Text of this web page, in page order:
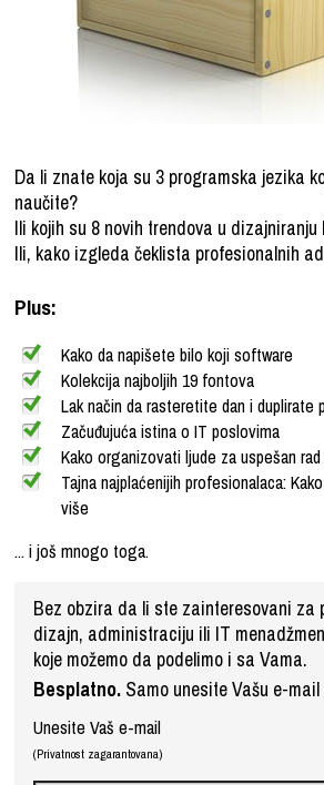
Da li znate koja su 3 programska jezika
naučite?
Ili kojih su 8 novih trendova u dizajniranju
Ili, kako izgleda čeklista profesionalnih
Plus:
Kako da napišete bilo koji software
Kolekcija najboljih 19 fontova
Lak način da rasteretite dan i duplirate
Začuđujuća istina o IT poslovima
Kako organizovati ljude za uspešan
Tajna najplaćenijih profesionalaca:
više
... i još mnogo toga.
Bez obzira da li ste zainteresovani za
dizajn, administraciju ili IT
koje možemo da podelimo i sa Vama.
Besplatno. Samo unesite Vašu e-
Unesite Vaš e-mail
(Privatnost zagarantovana)